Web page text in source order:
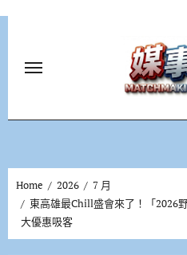
Home 2026
7 月
東高雄最Chill盛會來了！「2026
大優惠吸客